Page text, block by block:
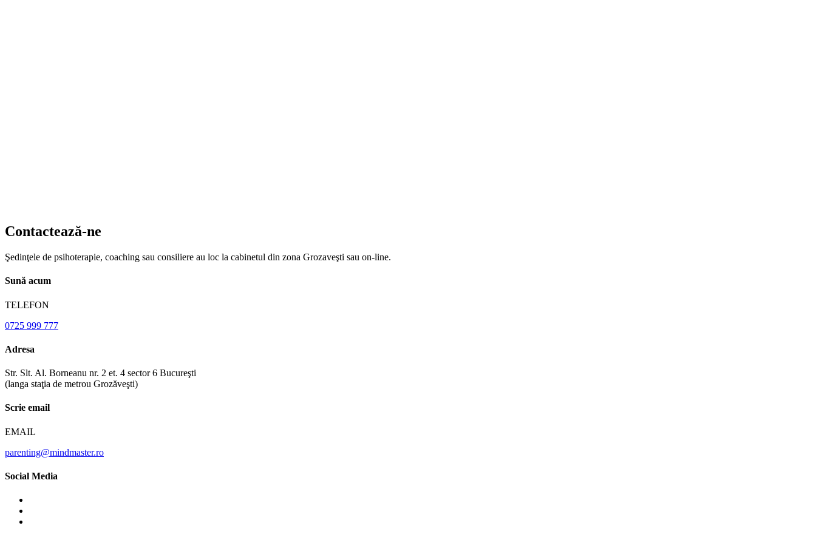
Contactează-ne
Şedinţele de psihoterapie, coaching sau consiliere au loc la cabinetul din zona Grozaveşti sau on-line.
Sună acum
TELEFON
0725 999 777
Adresa
Str. Slt. Al. Borneanu nr. 2 et. 4 sector 6 Bucureşti
(langa staţia de metrou Grozăveşti)
Scrie email
EMAIL
parenting@mindmaster.ro
Social Media